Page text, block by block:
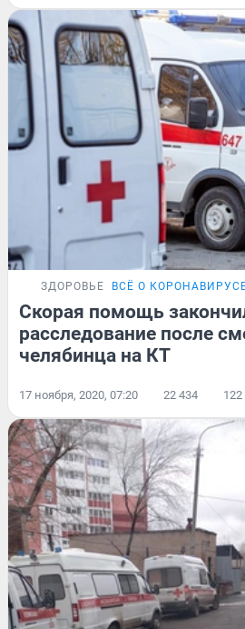
ЗДОРОВЬЕ ВСЁ О
Скорая помощь
расследование после
челябинца на КТ
17 ноября, 2020, 07:20 22 434 122